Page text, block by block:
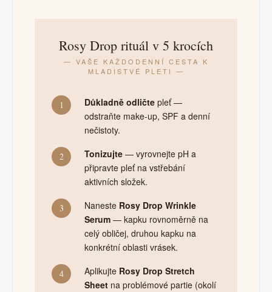
Rosy Drop rituál v 5 krocích
— VAŠE KAŽDODENNÍ CESTA K
MLADISTVÉ PLETI —
1 Důkladně odličte pleť —
odstraňte make-up, SPF a denní
nečistoty.
2 Tonizujte — vyrovnejte pH a
připravte pleť na vstřebání
aktivních složek.
3 Naneste Rosy Drop Wrinkle
Serum — kapku rovnoměrně na
celý obličej, druhou kapku na
konkrétní oblasti vrásek.
4 Aplikujte Rosy Drop Stretch
Sheet na problémové partie (okolí